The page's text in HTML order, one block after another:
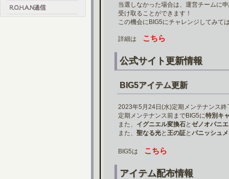
当選しなかった場合は、運営チームに
受け取ることができます！
この機会にBIG5にチャレンジしてみて
詳細は こちら
公式サイト更新情報
BIG5アイテム更新
2023年5月24日(水)定期メンテナンス
定期メンテナンス前までBIG5に特別キ
また、 イグニエル変換石と ゼノオパニ
また、 聖なる光と 王の証と パニッシュ
BIG5は こちら
アイテム配布情報